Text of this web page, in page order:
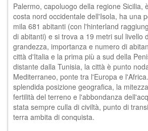
Palermo, capoluogo della regione Sicilia,
costa nord occidentale dell'Isola, ha una
mila 681 abitanti (con l'hinterland
di abitanti) e si trova a 19 metri sul livello
grandezza, importanza e numero di
città d'Italia e la prima più a sud della
distante dalla Tunisia, la città è punto
Mediterraneo, ponte tra l'Europa e
splendida posizione geografica, la
fertilità del terreno e l'abbondanza
stata sempre culla di civiltà, punto di
terra ambita di conquista.